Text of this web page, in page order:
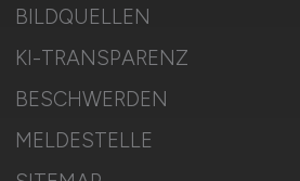
BILDQUELLEN
KI-TRANSPARENZ
BESCHWERDEN
MELDESTELLE